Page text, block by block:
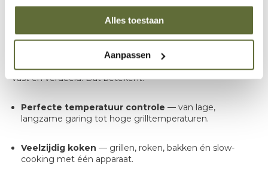
Alles toestaan
Aanpassen
Waarom een Landmann Kamado?
Een kamado is niet zomaar een barbecue — het is een
. Dankzij de dikke keramische wanden houdt
een Landmann kamado de warmte uitzonderlijk goed
vast en verdeeld. Dat betekent:
Perfecte temperatuur controle — van lage,
langzame garing tot hoge grilltemperaturen.
Veelzijdig koken — grillen, roken, bakken én slow-
cooking met één apparaat.